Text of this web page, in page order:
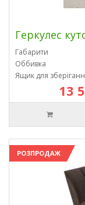
Геркулес
Габарити
Оббивка
Ящик для
13
РОЗПРОДАЖ